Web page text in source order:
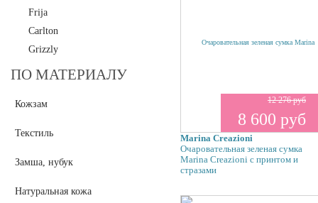
Frija
Carlton
Grizzly
Polar
Mia Sofia
L.Credi
Tifannie
ПО МАТЕРИАЛУ
Кожзам
Текстиль
Замша, нубук
Натуральная кожа
12 276 руб
8 600 руб
Marina Creazioni
Очаровательная зеленая сумка
Marina Creazioni с принтом и
стразами